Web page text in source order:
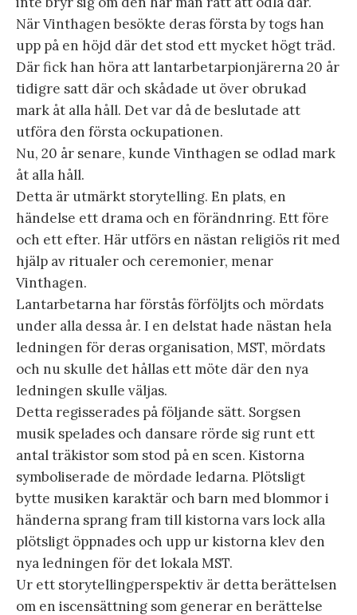
När Vinthagen besökte deras första by togs han
upp på en höjd där det stod ett mycket högt träd.
Där fick han höra att lantarbetarpionjärerna 20 år
tidigre satt där och skådade ut över obrukad
mark åt alla håll. Det var då de beslutade att
utföra den första ockupationen.
Nu, 20 år senare, kunde Vinthagen se odlad mark
åt alla håll.
Detta är utmärkt storytelling. En plats, en
händelse ett drama och en förändnring. Ett före
och ett efter. Här utförs en nästan religiös rit med
hjälp av ritualer och ceremonier, menar
Vinthagen.
Lantarbetarna har förstås förföljts och mördats
under alla dessa år. I en delstat hade nästan hela
ledningen för deras organisation, MST, mördats
och nu skulle det hållas ett möte där den nya
ledningen skulle väljas.
Detta regisserades på följande sätt. Sorgsen
musik spelades och dansare rörde sig runt ett
antal träkistor som stod på en scen. Kistorna
symboliserade de mördade ledarna. Plötsligt
bytte musiken karaktär och barn med blommor i
händerna sprang fram till kistorna vars lock alla
plötsligt öppnades och upp ur kistorna klev den
nya ledningen för det lokala MST.
Ur ett storytellingperspektiv är detta berättelsen
om en iscensättning som generar en berättelse